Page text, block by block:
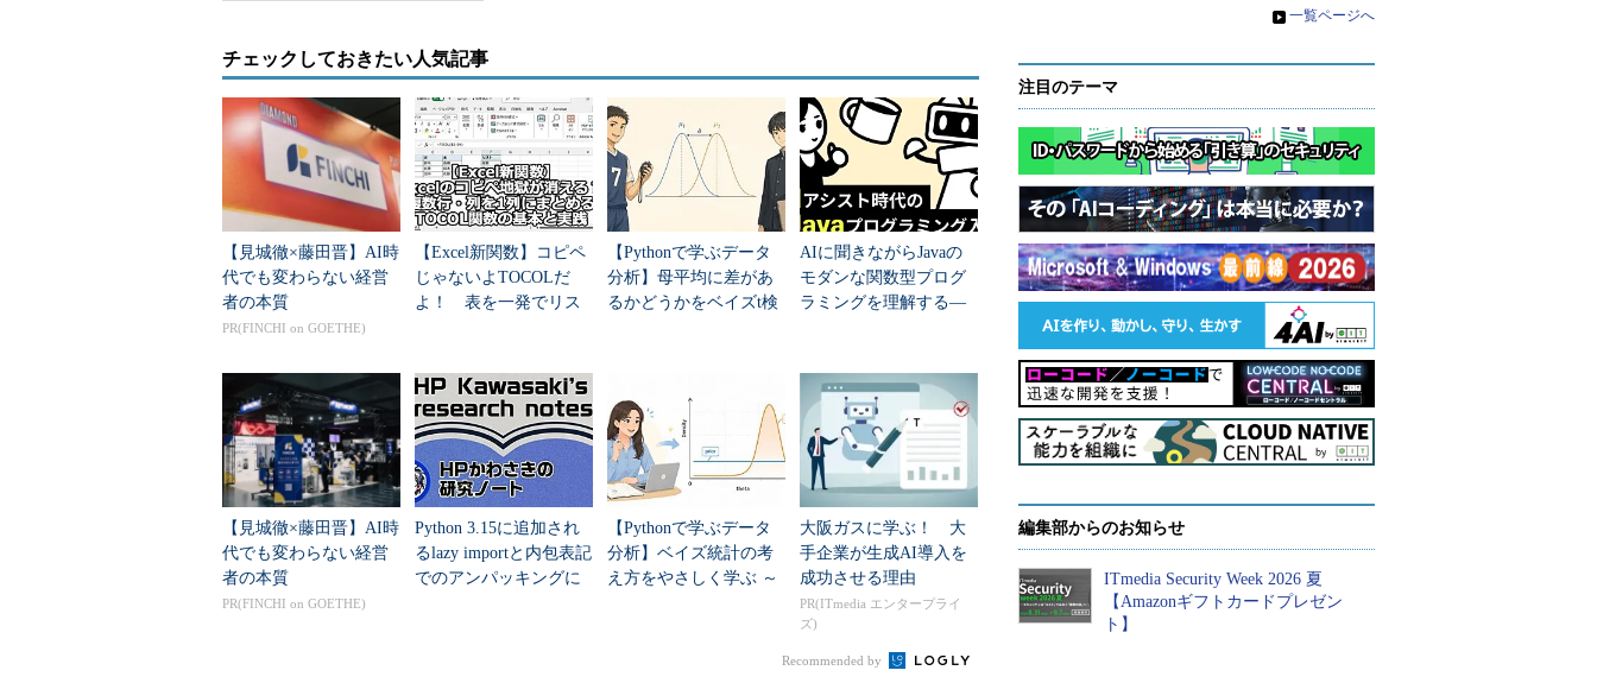
チェックしておきたい人気記事
【見城徹×藤田晋】AI時
代でも変わらない経営
者の本質
PR(FINCHI on GOETHE)
【Excel新関数】コピペ
じゃないよTOCOLだ
よ！ 表を一発でリス
【Pythonで学ぶデータ
分析】母平均に差があ
るかどうかをベイズt検
AIに聞きながらJavaの
モダンな関数型プログ
ラミングを理解する―
【見城徹×藤田晋】AI時
代でも変わらない経営
者の本質
PR(FINCHI on GOETHE)
Python 3.15に追加され
るlazy importと内包表記
でのアンパッキングに
【Pythonで学ぶデータ
分析】ベイズ統計の考
え方をやさしく学ぶ ～
大阪ガスに学ぶ！ 大
手企業が生成AI導入を
成功させる理由
PR(ITmedia エンタープライ
ズ)
Recommended by
» 一覧ページへ
注目のテーマ
編集部からのお知らせ
ITmedia Security Week 2026 夏
【Amazonギフトカードプレゼン
ト】